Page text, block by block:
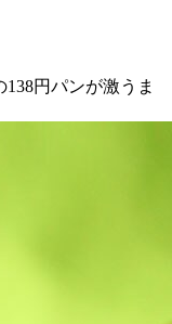
円パンが激うま